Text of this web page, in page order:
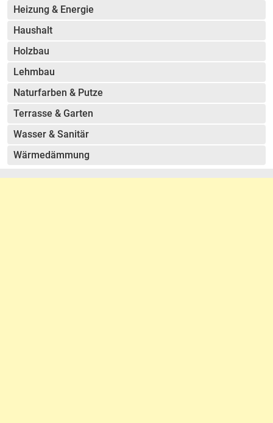
Heizung & Energie
Haushalt
Holzbau
Lehmbau
Naturfarben & Putze
Terrasse & Garten
Wasser & Sanitär
Wärmedämmung